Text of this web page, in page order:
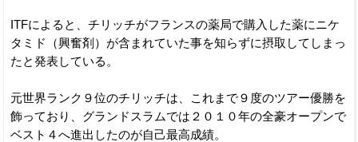
ITFによると、チリッチがフランスの薬局で購入した薬にニケ
タミド（興奮剤）が含まれていた事を知らずに摂取してしまっ
たと発表している。
元世界ランク９位のチリッチは、これまで９度のツアー優勝を
飾っており、グランドスラムでは２０１０年の全豪オープンで
ベスト４へ進出したのが自己最高成績。